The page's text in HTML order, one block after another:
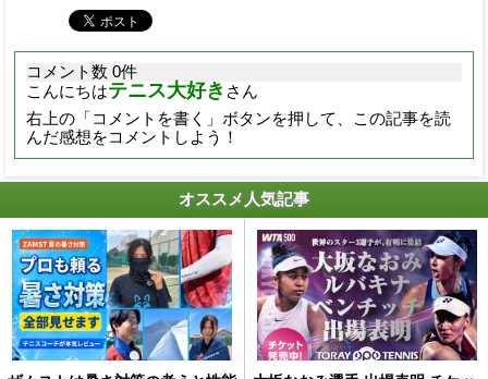
コメント数 0件
こんにちはテニス大好き さん
右上の「コメントを書く」ボタンを押して、この記事を読
んだ感想をコメントしよう！
オススメ人気記事